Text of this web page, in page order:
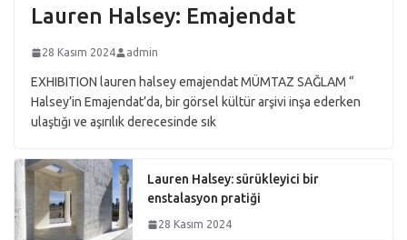
Lauren Halsey: Emajendat
28 Kasım 2024 admin
EXHIBITION lauren halsey emajendat MÜMTAZ SAĞLAM “
Halsey’in Emajendat’da, bir görsel kültür arşivi inşa ederken
ulaştığı ve aşırılık derecesinde sık
Lauren Halsey: sürükleyici bir
enstalasyon pratiği
28 Kasım 2024